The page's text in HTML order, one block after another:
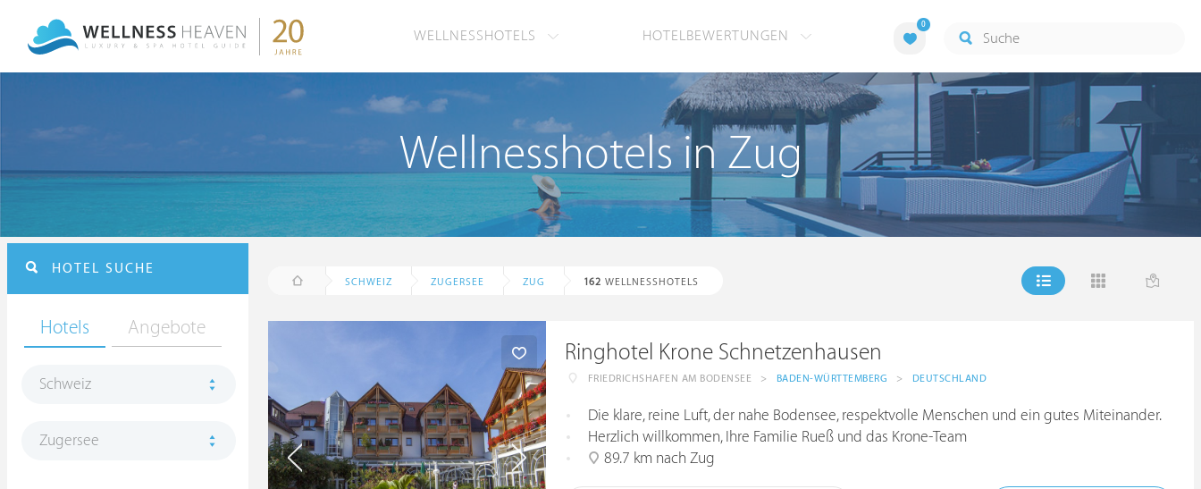
WELLNESSHOTELS HOTELBEWERTUNGEN
0
Wellnesshotels in Zug
SCHWEIZ ZUGERSEE ZUG 162 WELLNESSHOTELS
Ringhotel Krone Schnetzenhausen
FRIEDRICHSHAFEN AM BODENSEE > BADEN-WÜRTTEMBERG > DEUTSCHLAND
Die klare, reine Luft, der nahe Bodensee, respektvolle Menschen und ein gutes Miteinander.
Herzlich willkommen, Ihre Familie Rueß und das Krone-Team
89.7 km nach Zug
HOTEL SUCHE
Hotels Angebote
Schweiz
Zugersee